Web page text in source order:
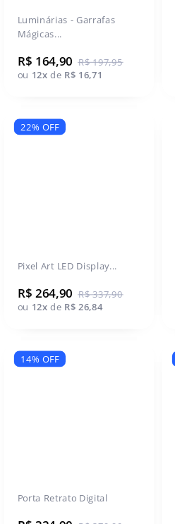
Luminárias - Garrafas
Mágicas...
R$ 164,90 R$ 197,95
ou 12x de R$ 16,71
22% OFF
Pixel Art LED Display...
R$ 264,90 R$ 337,90
ou 12x de R$ 26,84
14% OFF
Porta Retrato Digital